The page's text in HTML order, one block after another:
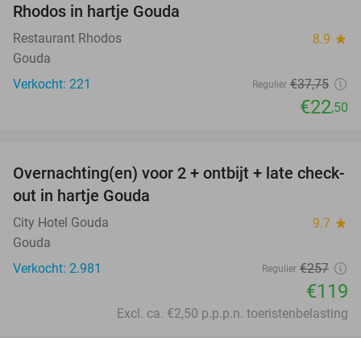
Rhodos in hartje Gouda
Restaurant Rhodos 8.9 star
Gouda
Verkocht: 221
Regulier €37,75
€22,50
54%
Overnachting(en) voor 2 + ontbijt + late check-
out in hartje Gouda
City Hotel Gouda 9.7 star
Gouda
Verkocht: 2.981
Regulier €257
€119
Excl. ca. €2,50 p.p.p.n. toeristenbelasting